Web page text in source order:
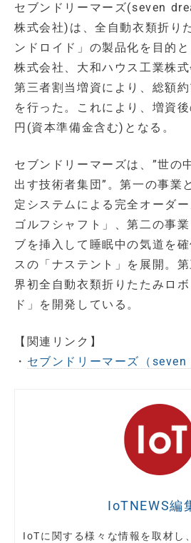
セブンドリーマーズ(seven
株式会社)は、全自動衣類折り
ンドロイド」の製品化を目的
株式会社、大和ハウス工業株
第三者割当増資により、総額
を行った。これにより、増資
円(資本準備金含む)となる。
セブンドリーマーズは、”世の
出す技術者集団”。第一の事業
定システムによる完全オーダ
ゴルフシャフト」、第二の事
ブを挿入して睡眠中の気道を
スの「ナステント」を展開。
界初全自動衣類折りたたみロ
ド」を開発している。
【関連リンク】
・ セブンドリーマーズ（seven
IoTNEWS編
IoTに関する様々な情報を取材し